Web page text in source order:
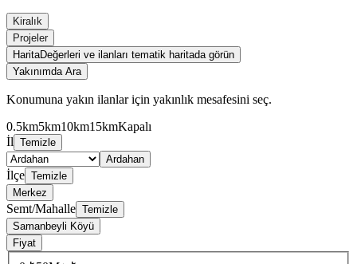
Kiralık
Projeler
HaritaDeğerleri ve ilanları tematik haritada görün
Yakınımda Ara
Konumuna yakın ilanlar için yakınlık mesafesini seç.
0.5km5km10km15kmKapalı
İl Temizle
Ardahan
İlçe Temizle
Merkez
Semt/Mahalle Temizle
Samanbeyli Köyü
Fiyat